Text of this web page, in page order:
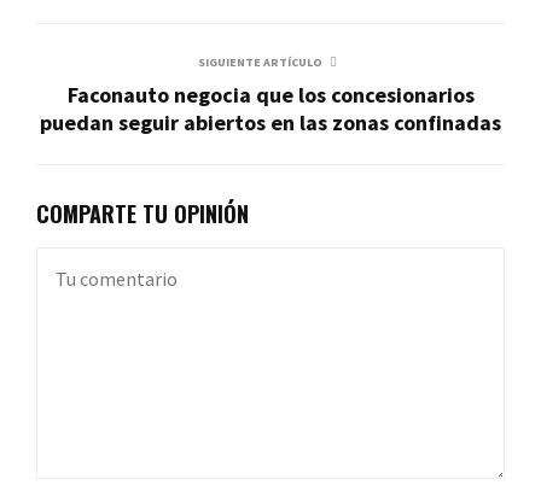
SIGUIENTE ARTÍCULO
Faconauto negocia que los concesionarios
puedan seguir abiertos en las zonas confinadas
COMPARTE TU OPINIÓN